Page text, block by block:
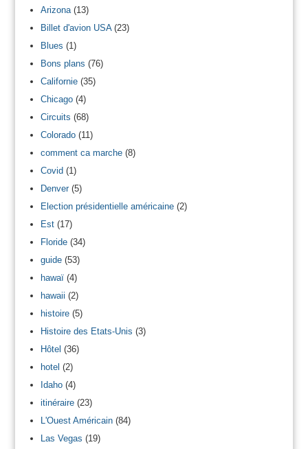
Arizona(13)
Billet d'avion USA(23)
Blues (1)
Bons plans (76)
Californie(35)
Chicago(4)
Circuits (68)
Colorado(11)
comment ca marche(8)
Covid(1)
Denver(5)
Election présidentielle américaine(2)
Est(17)
Floride(34)
guide(53)
hawaï(4)
hawaii (2)
histoire(5)
Histoire des Etats-Unis (3)
Hôtel (36)
hotel (2)
Idaho(4)
itinéraire(23)
L'Ouest Américain(84)
Las Vegas (19)